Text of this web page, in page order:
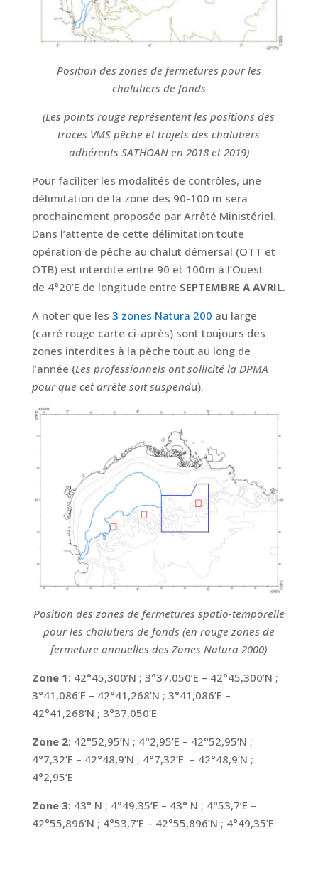
Position des zones de fermetures pour les
chalutiers de fonds
(Les points rouge représentent les positions des
traces VMS pêche et trajets des chalutiers
adhérents SATHOAN en 2018 et 2019)
Pour faciliter les modalités de contrôles, une
délimitation de la zone des 90-100 m sera
prochainement proposée par Arrêté Ministériel.
Dans l’attente de cette délimitation toute
opération de pêche au chalut démersal (OTT et
OTB) est interdite entre 90 et 100m à l’Ouest
de 4°20’E de longitude entre SEPTEMBRE A AVRIL.
A noter que les 3 zones Natura 200 au large
(carré rouge carte ci-après) sont toujours des
zones interdites à la pèche tout au long de
l’année (Les professionnels ont sollicité la DPMA
pour que cet arrête soit suspendu).
Position des zones de fermetures spatio-temporelle
pour les chalutiers de fonds (en rouge zones de
fermeture annuelles des Zones Natura 2000)
Zone 1: 42°45,300’N ; 3°37,050’E – 42°45,300’N ;
3°41,086’E – 42°41,268’N ; 3°41,086’E –
42°41,268’N ; 3°37,050’E
Zone 2: 42°52,95’N ; 4°2,95’E – 42°52,95’N ;
4°7,32’E – 42°48,9’N ; 4°7,32’E – 42°48,9’N ;
4°2,95’E
Zone 3: 43° N ; 4°49,35’E – 43° N ; 4°53,7’E –
42°55,896’N ; 4°53,7’E – 42°55,896’N ; 4°49,35’E